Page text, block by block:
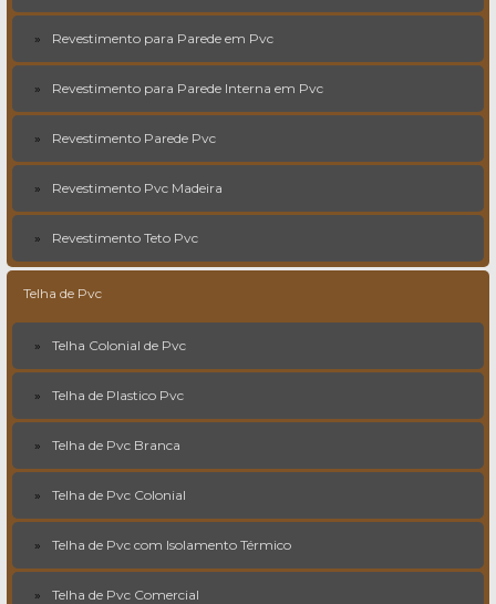
Revestimento para Parede em Pvc
Revestimento para Parede Interna em Pvc
Revestimento Parede Pvc
Revestimento Pvc Madeira
Revestimento Teto Pvc
Telha de Pvc
Telha Colonial de Pvc
Telha de Plastico Pvc
Telha de Pvc Branca
Telha de Pvc Colonial
Telha de Pvc com Isolamento Térmico
Telha de Pvc Comercial